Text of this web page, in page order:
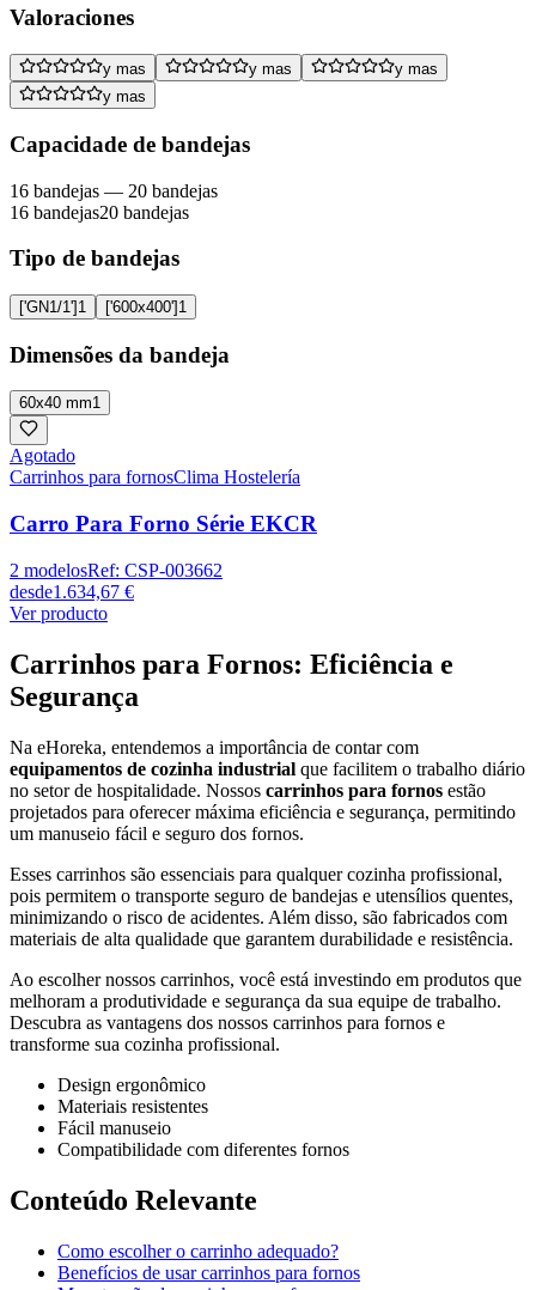
Valoraciones
y mas y mas
y mas
y mas
Capacidade de bandejas
16 bandejas — 20 bandejas
16 bandejas20 bandejas
Tipo de bandejas
['GN1/1'] 1 ['600x400'] 1
Dimensões da bandeja
60x40 mm1
Agotado
Carrinhos para fornosClima Hostelería
Carro Para Forno Série EKCR
2 modelosRef: CSP-003662
desde1.634,67 €
Ver producto
Carrinhos para Fornos: Eficiência e
Segurança
Na eHoreka, entendemos a importância de contar com
equipamentos de cozinha industrial que facilitem o trabalho diário
no setor de hospitalidade. Nossos carrinhos para fornos estão
projetados para oferecer máxima eficiência e segurança, permitindo
um manuseio fácil e seguro dos fornos.
Esses carrinhos são essenciais para qualquer cozinha profissional,
pois permitem o transporte seguro de bandejas e utensílios quentes,
minimizando o risco de acidentes. Além disso, são fabricados com
materiais de alta qualidade que garantem durabilidade e resistência.
Ao escolher nossos carrinhos, você está investindo em produtos que
melhoram a produtividade e segurança da sua equipe de trabalho.
Descubra as vantagens dos nossos carrinhos para fornos e
transforme sua cozinha profissional.
Design ergonômico
Materiais resistentes
Fácil manuseio
Compatibilidade com diferentes fornos
Conteúdo Relevante
Como escolher o carrinho adequado?
Benefícios de usar carrinhos para fornos